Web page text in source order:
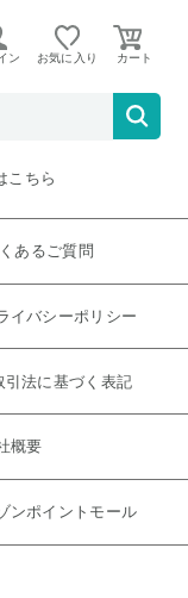
ン お気に入り
ただいま取り扱い
こちら
あるご質問
イバシーポリシー
引法に基づく表記
概要
ンポイントモール